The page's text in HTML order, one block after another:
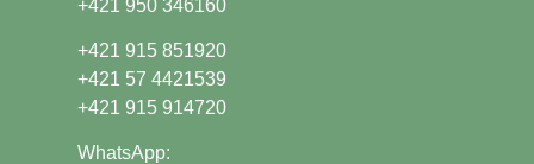
+421 950 346160
+421 915 851920
+421 57 4421539
+421 915 914720
WhatsApp: